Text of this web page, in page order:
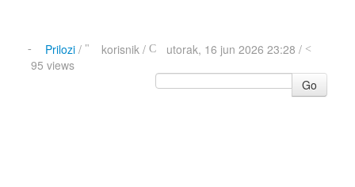
Prilozi/ korisnik /
utorak, 16 jun 2026 23:28 /
95 views
Go